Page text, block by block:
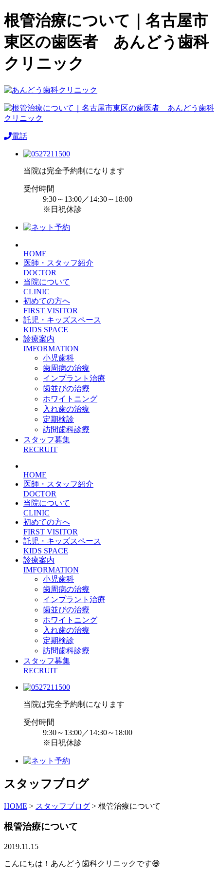
根管治療について｜名古屋市
東区の歯医者 あんどう歯科
クリニック
電話
当院は完全予約制になります
受付時間
9:30～13:00／14:30～18:00
※日祝休診
HOME
医師・スタッフ紹介
DOCTOR
当院について
CLINIC
初めての方へ
FIRST VISITOR
託児・キッズスペース
KIDS SPACE
診療案内
IMFORMATION
小児歯科
歯周病の治療
インプラント治療
歯並びの治療
ホワイトニング
入れ歯の治療
定期検診
訪問歯科診療
スタッフ募集
RECRUIT
HOME
医師・スタッフ紹介
DOCTOR
当院について
CLINIC
初めての方へ
FIRST VISITOR
託児・キッズスペース
KIDS SPACE
診療案内
IMFORMATION
小児歯科
歯周病の治療
インプラント治療
歯並びの治療
ホワイトニング
入れ歯の治療
定期検診
訪問歯科診療
スタッフ募集
RECRUIT
当院は完全予約制になります
受付時間
9:30～13:00／14:30～18:00
※日祝休診
スタッフブログ
HOME > スタッフブログ > 根管治療について
根管治療について
2019.11.15
こんにちは！あんどう歯科クリニックです😄